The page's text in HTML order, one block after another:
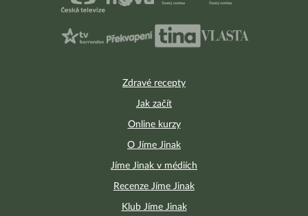
Zdravé recepty
Jak začít
Online kurzy
O Jíme Jinak
Jíme Jinak v médiích
Recenze Jíme Jinak
Klub Jíme Jinak